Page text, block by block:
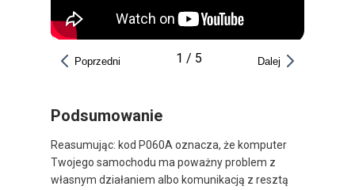
Poprzedni 1 / 5 Dalej
Podsumowanie
Reasumując: kod P060A oznacza, że komputer
Twojego samochodu ma poważny problem z
własnym działaniem albo komunikacją z resztą